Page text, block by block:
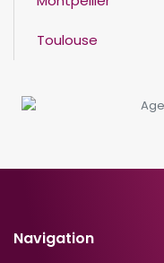
Toulouse
Navigation